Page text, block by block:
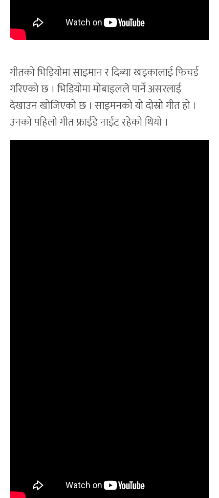
गीतको भिडियोमा साइमान र दिब्या खड्कालाई फिचर्ड
गरिएको छ । भिडियोमा मोबाइलले पार्ने असरलाई
देखाउन खोजिएको छ । साइमनको यो दोस्रो गीत हो ।
उनको पहिलो गीत फ्राईडे नाईट रहेको थियो ।